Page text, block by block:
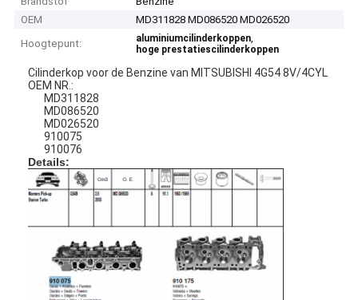
OEM
MD311828 MD086520 MD026520
Hoogtepunt:
aluminiumcilinderkoppen,
hoge prestatiescilinderkoppen
Cilinderkop voor de Benzine van MITSUBISHI 4G54 8V/4CYL
OEM NR.:
MD311828
MD086520
MD026520
910075
910076
Details: